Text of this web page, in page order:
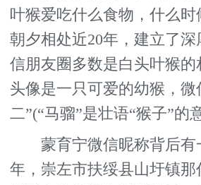
叶猴爱吃什么食物，什么
朝夕相处近20年，建立了
信朋友圈多数是白头叶猴
头像是一只可爱的幼猴，微
二”(“马骝”是壮语“猴子”的
蒙育宁微信昵称背后有
年，崇左市扶绥县山圩镇